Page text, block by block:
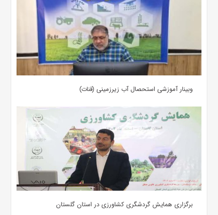
وبینار آموزشی استحصال آب زیرزمینی (قنات)
برگزاری همایش گردشگری کشاورزی در استان گلستان